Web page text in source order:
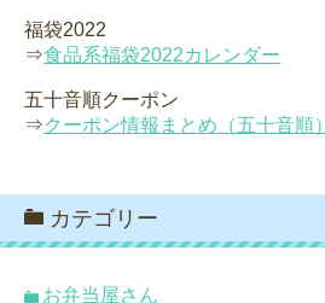
福袋2022
⇒食品系福袋2022カレンダー
五十音順クーポン
⇒クーポン情報まとめ（五十音順）
カテゴリー
お弁当屋さん